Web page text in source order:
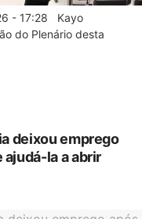
- 17:28 Kayo
do Plenário desta
deixou emprego
la a abrir